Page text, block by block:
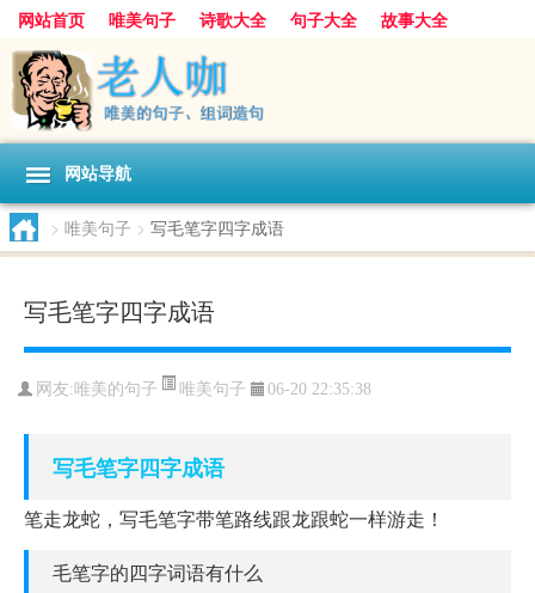
网站首页 唯美句子 诗歌大全 句子大全
故事大全
人生感悟
其他美文 美文欣赏
感人故事
句子分类
网站导航
> 唯美句子 > 写毛笔字四字成语
写毛笔字四字成语
网友: 唯美的句子 唯美句子 06-20 22:35:38
写毛笔字四字成语
笔走龙蛇，写毛笔字带笔路线跟龙跟蛇一样游走！
毛笔字的四字词语有什么